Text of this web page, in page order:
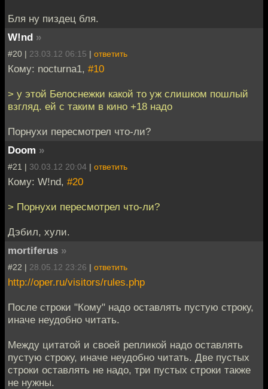
Бля ну пиздец бля.
W!nd »
#20 | 23.03.12 06:15 | ответить
Кому: nocturna1, #10
> у этой Белоснежки какой то уж слишком пошлый
взгляд. ей с таким в кино +18 надо
Порнухи пересмотрел что-ли?
Doom »
#21 | 30.03.12 20:04 | ответить
Кому: W!nd, #20
> Порнухи пересмотрел что-ли?
Дэбил, хули.
mortiferus »
#22 | 28.05.12 23:26 | ответить
http://oper.ru/visitors/rules.php
После строки "Кому" надо оставлять пустую строку,
иначе неудобно читать.
Между цитатой и своей репликой надо оставлять
пустую строку, иначе неудобно читать. Две пустых
строки оставлять не надо, три пустых строки также
не нужны.